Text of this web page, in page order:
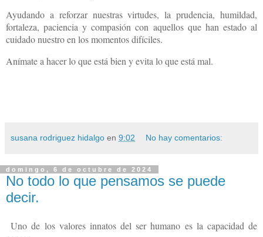
Ayudando a reforzar nuestras virtudes, la prudencia, humildad,
fortaleza, paciencia y compasión con aquellos que han estado al
cuidado nuestro en los momentos difíciles.
Anímate a hacer lo que está bien y evita lo que está mal.
susana rodriguez hidalgo en 9:02 No hay comentarios:
domingo, 6 de octubre de 2024
No todo lo que pensamos se puede
decir.
Uno de los valores innatos del ser humano es la capacidad de